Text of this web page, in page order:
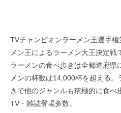
TVチャンピオンラーメン王選手権
メン王によるラーメン大王決定戦
ラーメンの食べ歩きは全都道府県
メンの杯数は14,000杯を超える。
きで他のジャンルも積極的に食べ
TV・雑誌登場多数。